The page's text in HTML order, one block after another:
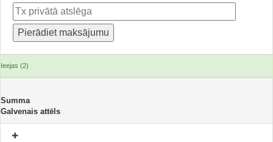
Ieejas (2)
Summa
Galvenais attēls